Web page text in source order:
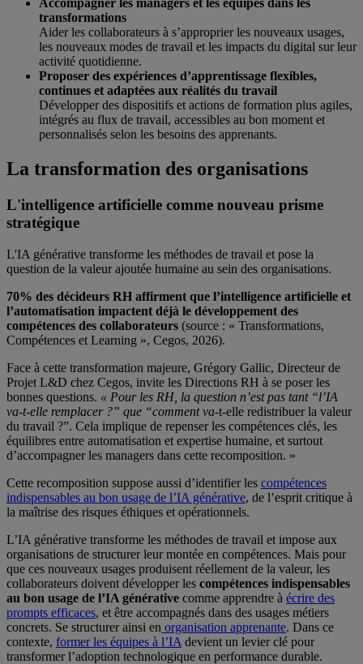
Accompagner les managers et les équipes dans les
transformations
Aider les collaborateurs à s’approprier les nouveaux usages,
les nouveaux modes de travail et les impacts du digital sur leur
activité quotidienne.
Proposer des expériences d’apprentissage flexibles,
continues et adaptées aux réalités du travail
Développer des dispositifs et actions de formation plus agiles,
intégrés au flux de travail, accessibles au bon moment et
personnalisés selon les besoins des apprenants.
La transformation des organisations
L'intelligence artificielle comme nouveau prisme
stratégique
L'IA générative transforme les méthodes de travail et pose la
question de la valeur ajoutée humaine au sein des organisations.
70% des décideurs RH affirment que l’intelligence artificielle et
l’automatisation impactent déjà le développement des
compétences des collaborateurs (source : « Transformations,
Compétences et Learning », Cegos, 2026).
Face à cette transformation majeure, Grégory Gallic, Directeur de
Projet L&D chez Cegos, invite les Directions RH à se poser les
bonnes questions. « Pour les RH, la question n’est pas tant “l’IA
va-t-elle remplacer ?” que “comment va-t-elle redistribuer la valeur
du travail ?”. Cela implique de repenser les compétences clés, les
équilibres entre automatisation et expertise humaine, et surtout
d’accompagner les managers dans cette recomposition. »
Cette recomposition suppose aussi d’identifier les compétences
indispensables au bon usage de l’IA générative, de l’esprit critique à
la maîtrise des risques éthiques et opérationnels.
L’IA générative transforme les méthodes de travail et impose aux
organisations de structurer leur montée en compétences. Mais pour
que ces nouveaux usages produisent réellement de la valeur, les
collaborateurs doivent développer les compétences indispensables
au bon usage de l’IA générative comme apprendre à écrire des
prompts efficaces, et être accompagnés dans des usages métiers
concrets. Se structurer ainsi en organisation apprenante. Dans ce
contexte, former les équipes à l’IA devient un levier clé pour
transformer l’adoption technologique en performance durable.